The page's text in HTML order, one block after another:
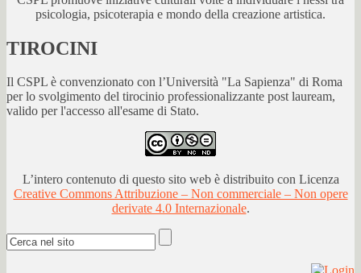
psicologia, psicoterapia e mondo della creazione artistica.
TIROCINI
Il CSPL è convenzionato con l’Università "La Sapienza" di Roma
per lo svolgimento del tirocinio professionalizzante post lauream,
valido per l'accesso all'esame di Stato.
L’intero contenuto di questo sito web è distribuito con Licenza
Creative Commons Attribuzione – Non commerciale – Non opere
derivate 4.0 Internazionale.